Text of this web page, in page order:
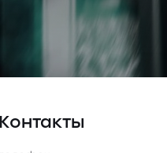
читать далее
Контакты